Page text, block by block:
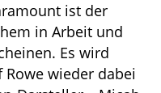
ist der
in Arbeit und
Es wird
Rowe wieder dabei